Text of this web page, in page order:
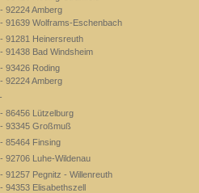
92224 Amberg
91639 Wolframs-Eschenbach
91281 Heinersreuth
91438 Bad Windsheim
93426 Roding
92224 Amberg
86456 Lützelburg
93345 Großmuß
85464 Finsing
92706 Luhe-Wildenau
91257 Pegnitz - Willenreuth
94353 Elisabethszell